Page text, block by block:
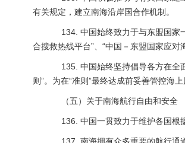
有关规定，建立南海沿岸国合作机制。
134. 中国始终致力于与东盟国家一
合搜救热线平台”、“中国－东盟国家应
135. 中国始终坚持倡导各方在全面
则”。为在“准则”最终达成前妥善管控海
（五）关于南海航行自由和安全
136. 中国一贯致力于维护各国根